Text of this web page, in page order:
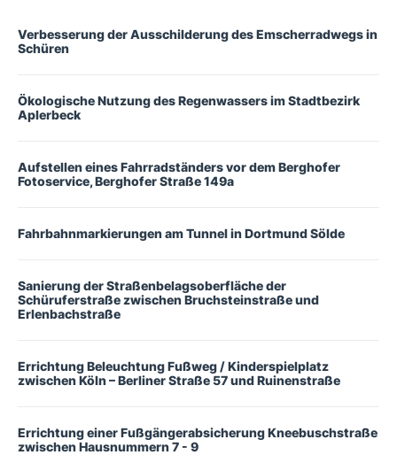
Verbesserung der Ausschilderung des Emscherradwegs in
Schüren
Ökologische Nutzung des Regenwassers im Stadtbezirk
Aplerbeck
Aufstellen eines Fahrradständers vor dem Berghofer
Fotoservice, Berghofer Straße 149a
Fahrbahnmarkierungen am Tunnel in Dortmund Sölde
Sanierung der Straßenbelagsoberfläche der
Schüruferstraße zwischen Bruchsteinstraße und
Erlenbachstraße
Errichtung Beleuchtung Fußweg / Kinderspielplatz
zwischen Köln – Berliner Straße 57 und Ruinenstraße
Errichtung einer Fußgängerabsicherung Kneebuschstraße
zwischen Hausnummern 7 - 9